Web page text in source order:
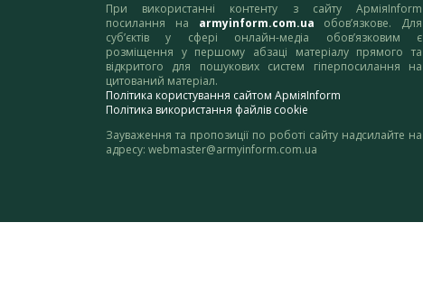
При використанні контенту з сайту АрміяInform
посилання на armyinform.com.ua обов’язкове. Для
суб’єктів у сфері онлайн-медіа обов’язковим є
розміщення у першому абзаці матеріалу прямого та
відкритого для пошукових систем гіперпосилання на
цитований матеріал.
Політика користування сайтом АрміяInform
Політика використання файлів cookie
Зауваження та пропозиції по роботі сайту надсилайте на
адресу: webmaster@armyinform.com.ua